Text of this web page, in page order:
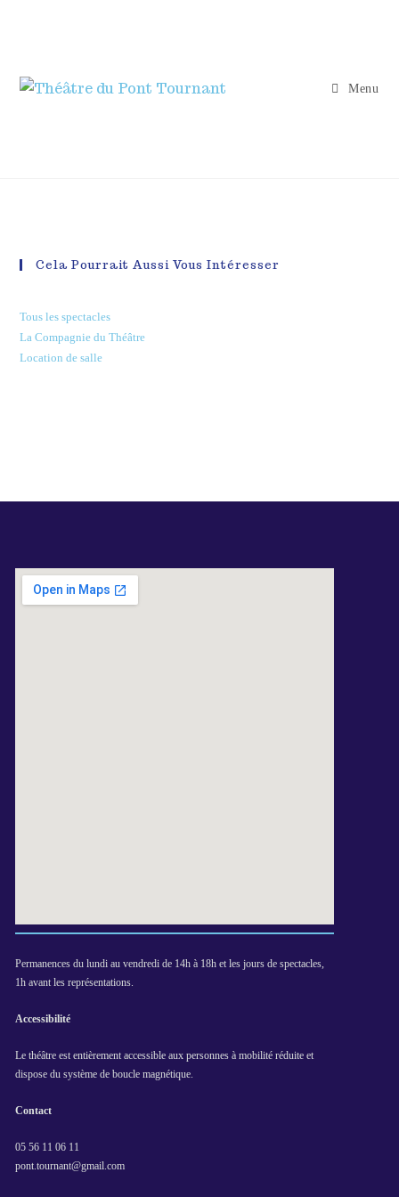
Menu
Cela Pourrait Aussi Vous Intéresser
Tous les spectacles
La Compagnie du Théâtre
Location de salle
Permanences du lundi au vendredi de 14h à 18h et les jours de spectacles,
1h avant les représentations.
Accessibilité
Le théâtre est entièrement accessible aux personnes à mobilité réduite et
dispose du système de boucle magnétique.
Contact
05 56 11 06 11
pont.tournant@gmail.com